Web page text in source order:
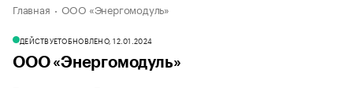
Главная ООО «Энергомодуль»
ДЕЙСТВУЕТОБНОВЛЕНО, 12.01.2024
ООО «Энергомодуль»